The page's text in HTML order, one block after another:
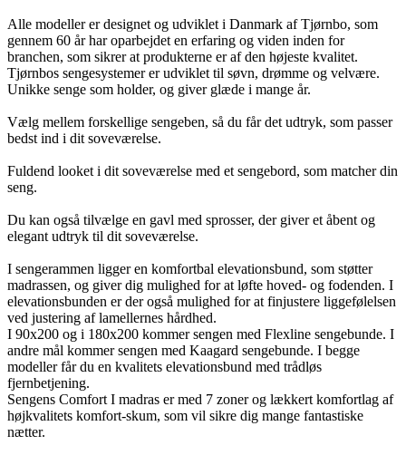
Alle modeller er designet og udviklet i Danmark af Tjørnbo, som
gennem 60 år har oparbejdet en erfaring og viden inden for
branchen, som sikrer at produkterne er af den højeste kvalitet.
Tjørnbos sengesystemer er udviklet til søvn, drømme og velvære.
Unikke senge som holder, og giver glæde i mange år.
Vælg mellem forskellige sengeben, så du får det udtryk, som passer
bedst ind i dit soveværelse.
Fuldend looket i dit soveværelse med et sengebord, som matcher din
seng.
Du kan også tilvælge en gavl med sprosser, der giver et åbent og
elegant udtryk til dit soveværelse.
I sengerammen ligger en komfortbal elevationsbund, som støtter
madrassen, og giver dig mulighed for at løfte hoved- og fodenden. I
elevationsbunden er der også mulighed for at finjustere liggefølelsen
ved justering af lamellernes hårdhed.
I 90x200 og i 180x200 kommer sengen med Flexline sengebunde. I
andre mål kommer sengen med Kaagard sengebunde. I begge
modeller får du en kvalitets elevationsbund med trådløs
fjernbetjening.
Sengens Comfort I madras er med 7 zoner og lækkert komfortlag af
højkvalitets komfort-skum, som vil sikre dig mange fantastiske
nætter.